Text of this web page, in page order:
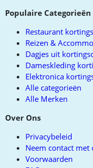
Populaire Categorieën
Restaurant
Reizen &
Dagjes uit
Dameskleding
Elektronica
Alle categorieën
Alle Merken
Over Ons
Privacybeleid
Neem contact met
Voorwaarden